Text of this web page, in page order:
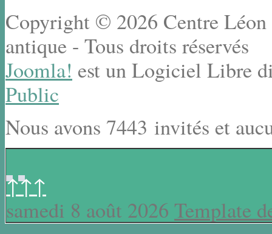
Copyright © 2026 Centre Léon
antique - Tous droits réservés
Joomla! est un Logiciel Libre
Public
Nous avons 7443 invités et
↑↑↑
samedi 8 août 2026 Template